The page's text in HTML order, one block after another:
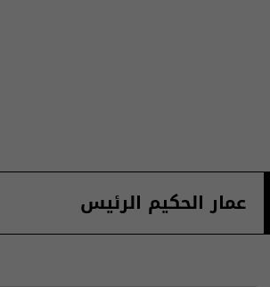
عمار الحكيم الرئيس